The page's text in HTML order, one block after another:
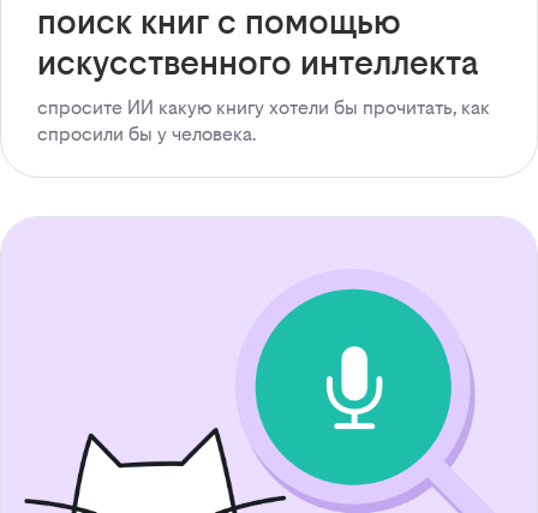
поиск книг с помощью
искусственного интеллекта
спросите ИИ какую книгу хотели бы прочитать, как
спросили бы у человека.